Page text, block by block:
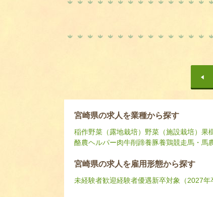
宮崎県の求人を業種から探す
稲作野菜（露地栽培） 野菜（施設栽培） 果
酪農ヘルパー肉牛削蹄養豚養鶏競走馬・馬
宮崎県の求人を雇用形態から探す
未経験者歓迎経験者優遇新卒対象（2027年